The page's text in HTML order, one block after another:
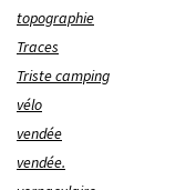
topographie
Traces
Triste camping
vélo
vendée
vendée.